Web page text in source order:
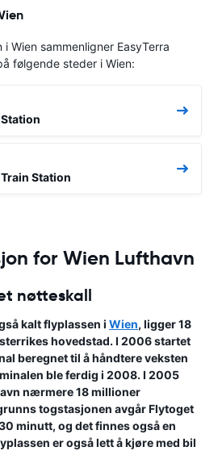
Wien sammenligner EasyTerra
følgende steder i Wien:
Station
for Wien Lufthavn
nøtteskall
kalt flyplassen i Wien, ligger 18
hovedstad. I 2006 startet
beregnet til å håndtere veksten
ble ferdig i 2008. I 2005
nærmere 18 millioner
togstasjonen avgår Flytoget
minutt, og det finnes også en
er også lett å kjøre med bil